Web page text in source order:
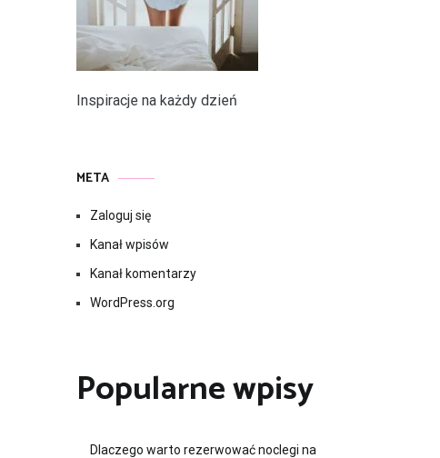
Inspiracje na każdy dzień
META
Zaloguj się
Kanał wpisów
Kanał komentarzy
WordPress.org
Popularne wpisy
Dlaczego warto rezerwować noclegi na